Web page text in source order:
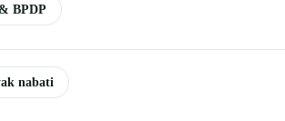
BPDP
nabati